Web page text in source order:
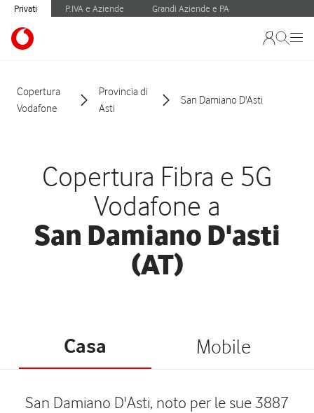
Privati P.IVA e Aziende Grandi Aziende e PA
Copertura
Vodafone
Provincia di
Asti
San Damiano D'Asti
Copertura Fibra e 5G
Vodafone a
San Damiano D'asti
(AT)
Casa Mobile
San Damiano D'Asti, noto per le sue 3887